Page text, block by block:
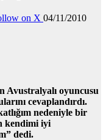
on X 04/11/2010
Avustralyalı oyuncusu
cevaplandırdı.
nedeniyle bir
kendimi iyi
dedi.